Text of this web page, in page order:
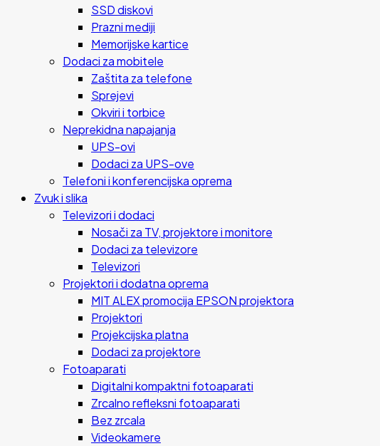
SSD diskovi
Prazni mediji
Memorijske kartice
Dodaci za mobitele
Zaštita za telefone
Sprejevi
Okviri i torbice
Neprekidna napajanja
UPS-ovi
Dodaci za UPS-ove
Telefoni i konferencijska oprema
Zvuk i slika
Televizori i dodaci
Nosači za TV, projektore i monitore
Dodaci za televizore
Televizori
Projektori i dodatna oprema
MIT ALEX promocija EPSON projektora
Projektori
Projekcijska platna
Dodaci za projektore
Fotoaparati
Digitalni kompaktni fotoaparati
Zrcalno refleksni fotoaparati
Bez zrcala
Videokamere